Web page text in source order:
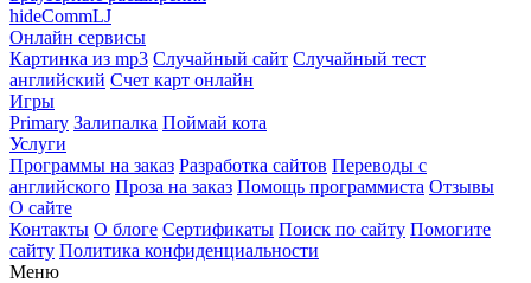
hideCommLJ
Онлайн сервисы
Картинка из mp3 Случайный сайт Случайный тест
английский Счет карт онлайн
Игры
Primary Залипалка Поймай кота
Услуги
Программы на заказ Разработка сайтов Переводы с
английского Проза на заказ Помощь программиста Отзывы
О сайте
Контакты О блоге Сертификаты Поиск по сайту Помогите
сайту Политика конфиденциальности
Меню